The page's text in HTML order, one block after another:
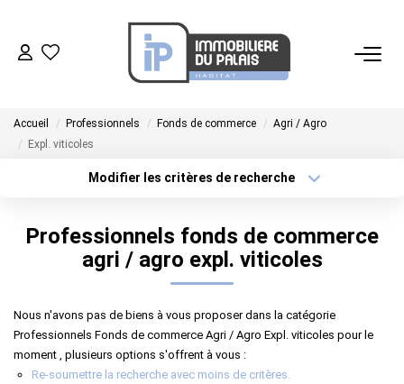
ESTIMER
NOS AGENCES
NOTRE ÉQUIPE
Accueil Professionnels Fonds de commerce
Agri / Agro
Expl. viticoles
Modifier les critères de recherche
Type de bien
Budget max Plus de critères
Professionnels fonds de commerce
agri / agro expl. viticoles
Nous n'avons pas de biens à vous proposer dans la catégorie
Professionnels Fonds de commerce Agri / Agro Expl. viticoles pour le
moment , plusieurs options s'offrent à vous :
Re-soumettre la recherche avec moins de critères.